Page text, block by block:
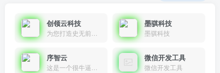
创领云科技
为您打造史无前例的应用产品带您认识新时代产品的创新
墨骐科技
墨骐科技
序智云
这是一个很牛逼的开发者，要开发找他准行！
微信开发工具
微信开发工具